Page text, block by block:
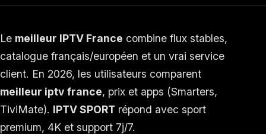
Le meilleur IPTV France combine flux stables,
catalogue français/européen et un vrai service
client. En 2026, les utilisateurs comparent
meilleur iptv france, prix et apps (Smarters,
TiviMate). IPTV SPORT répond avec sport
premium, 4K et support 7j/7.